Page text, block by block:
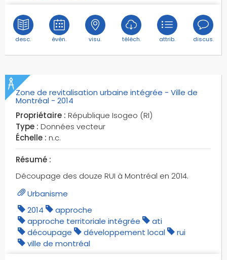
desc. évén. visu. téléch. attrib. discus.
Zone de revitalisation urbaine intégrée - Ville de
Montréal - 2014
Propriétaire : République Isogeo (RI)
Type : Données vecteur
Échelle : n.c.
Résumé :
Découpage des douze RUI à Montréal en 2014.
Urbanisme
2014
approche
approche territoriale intégrée
ati
découpage
développement local
rui
ville de montréal